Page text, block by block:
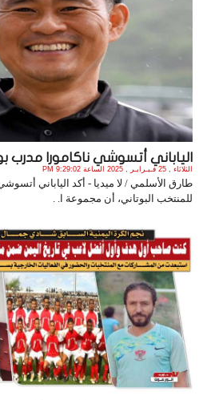
الياباني أتسوشي ناكامورا مدرب
الثلاثاء , 25 فـبـرايـر , 2025 الساعة 9:29:02 PM
طارق الأسلمي / لا ميديا - أكد الياباني
للمنتخب البوتاني، أن مجموعة ‏ا. .